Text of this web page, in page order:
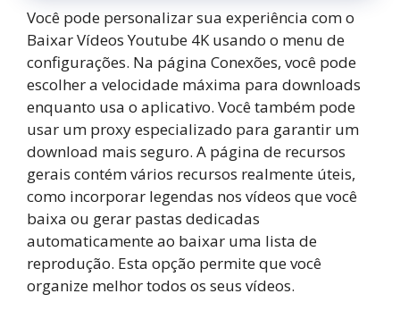
Você pode personalizar sua experiência com o
Baixar Vídeos Youtube 4K usando o menu de
configurações. Na página Conexões, você pode
escolher a velocidade máxima para downloads
enquanto usa o aplicativo. Você também pode
usar um proxy especializado para garantir um
download mais seguro. A página de recursos
gerais contém vários recursos realmente úteis,
como incorporar legendas nos vídeos que você
baixa ou gerar pastas dedicadas
automaticamente ao baixar uma lista de
reprodução. Esta opção permite que você
organize melhor todos os seus vídeos.